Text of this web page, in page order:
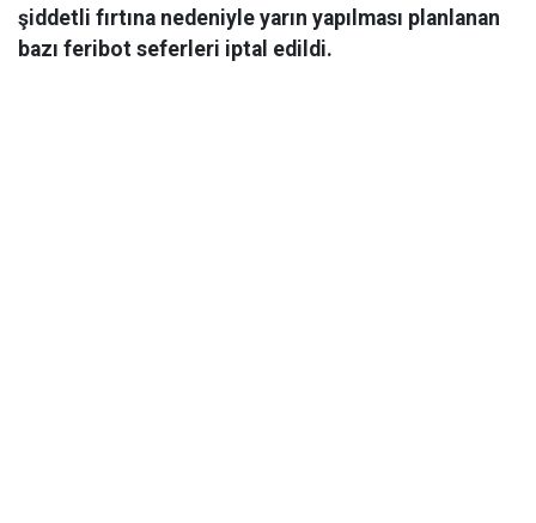
şiddetli fırtına nedeniyle yarın yapılması planlanan
bazı feribot seferleri iptal edildi.